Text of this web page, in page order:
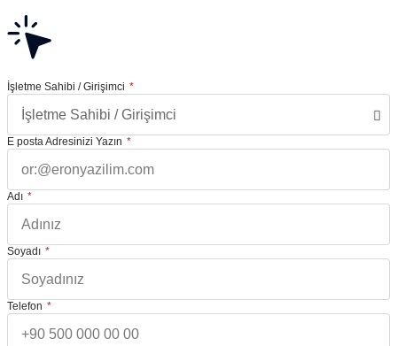
İşletme Sahibi / Girişimci
E posta Adresinizi Yazın
Adı
Soyadı
Telefon